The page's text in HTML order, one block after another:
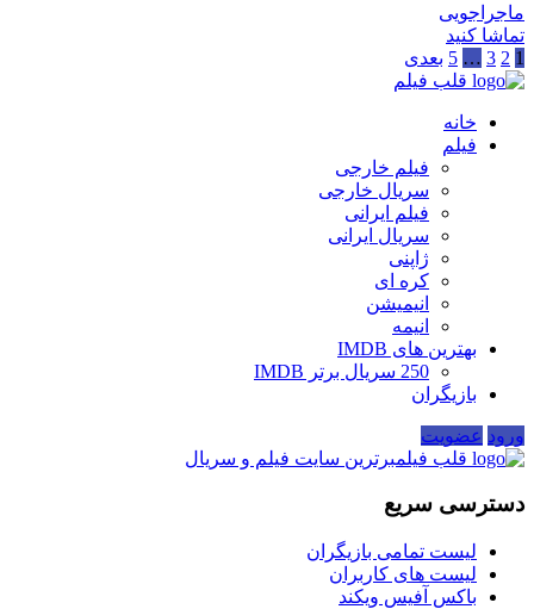
ماجراجویی
تماشا کنید
1
2
3
…
5 بعدی
قلب فیلم
خانه
فیلم
فیلم خارجی
سریال خارجی
فیلم ایرانی
سریال ایرانی
ژاپنی
کره ای
انیمیشن
انیمه
بهترین های IMDB
250 سریال برتر IMDB
بازیگران
ورود عضویت
قلب فیلمبرترین سایت فیلم و سریال
دسترسی سریع
لیست تمامی بازیگران
لیست های کاربران
باکس آفیس ویکند